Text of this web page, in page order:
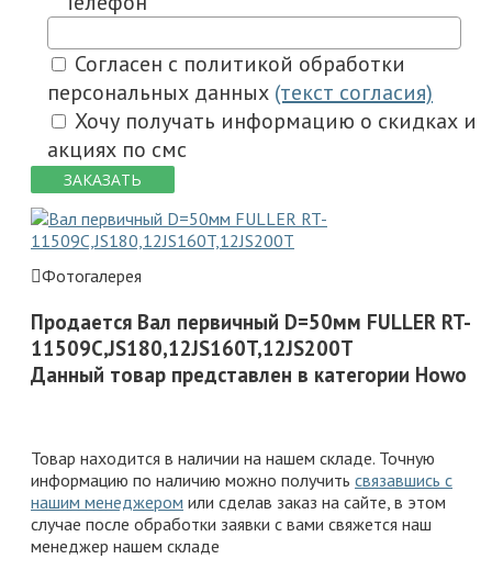
Согласен с политикой обработки
персональных данных (текст согласия)
Хочу получать информацию о скидках и
акциях по смс
ЗАКАЗАТЬ
Фотогалерея
Продается Вал первичный D=50мм FULLER RT-
11509C,JS180,12JS160T,12JS200T
Данный товар представлен в категории Howo
Товар находится в наличии на нашем складе. Точную
информацию по наличию можно получить связавшись с
нашим менеджером или сделав заказ на сайте, в этом
случае после обработки заявки с вами свяжется наш
менеджер нашем складе